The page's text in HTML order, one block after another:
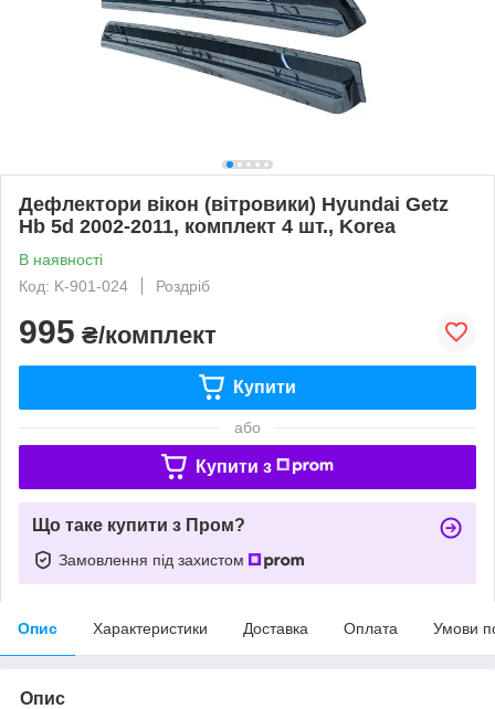
Дефлектори вікон (вітровики) Hyundai Getz
Hb 5d 2002-2011, комплект 4 шт., Korea
В наявності
Код: K-901-024
Роздріб
995 ₴/комплект
Купити
або
Купити з
Що таке купити з Пром?
Замовлення під захистом
Опис Характеристики Доставка Оплата Умови
Опис